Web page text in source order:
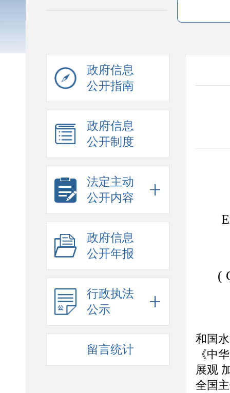
政府信息
公开指南
政府信息
公开制度
法定主动
公开内容
政府信息
公开年报
行政执法
公示
留言统计
(
和国
《中
展观
全国